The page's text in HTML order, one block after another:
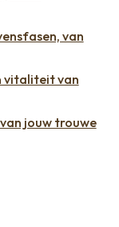
van
vitaliteit van
jouw trouwe